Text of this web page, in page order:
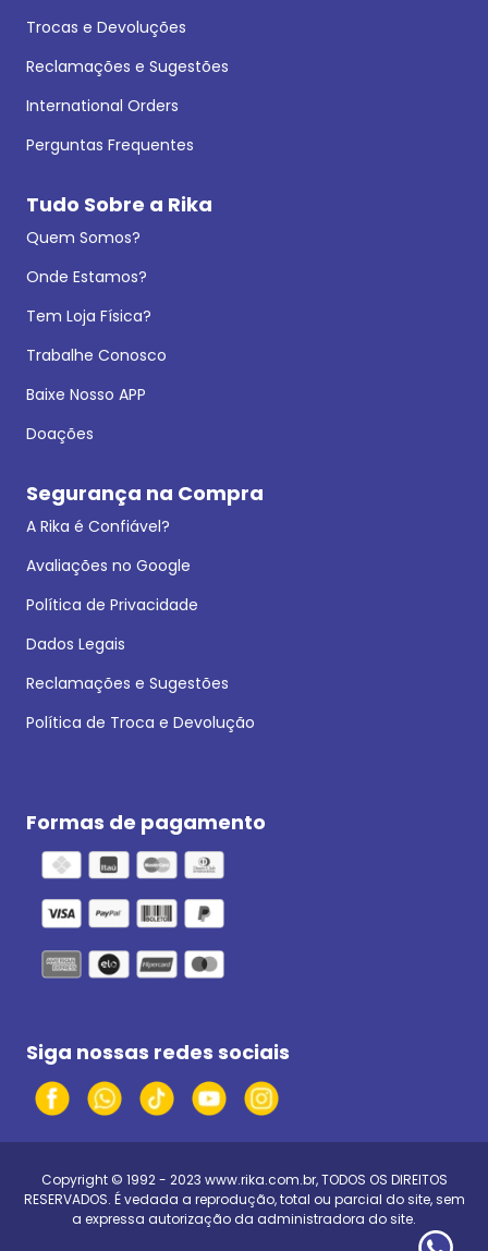
Trocas e Devoluções
Reclamações e Sugestões
International Orders
Perguntas Frequentes
Tudo Sobre a Rika
Quem Somos?
Onde Estamos?
Tem Loja Física?
Trabalhe Conosco
Baixe Nosso APP
Doações
Segurança na Compra
A Rika é Confiável?
Avaliações no Google
Política de Privacidade
Dados Legais
Reclamações e Sugestões
Política de Troca e Devolução
Formas de pagamento
Siga nossas redes sociais
Copyright © 1992 - 2023 www.rika.com.br, TODOS OS DIREITOS
RESERVADOS. É vedada a reprodução, total ou parcial do site, sem
a expressa autorização da administradora do site.